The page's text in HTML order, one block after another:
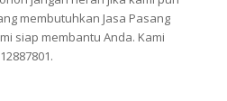
membutuhkan Jasa Pasang
siap membantu Anda. Kami